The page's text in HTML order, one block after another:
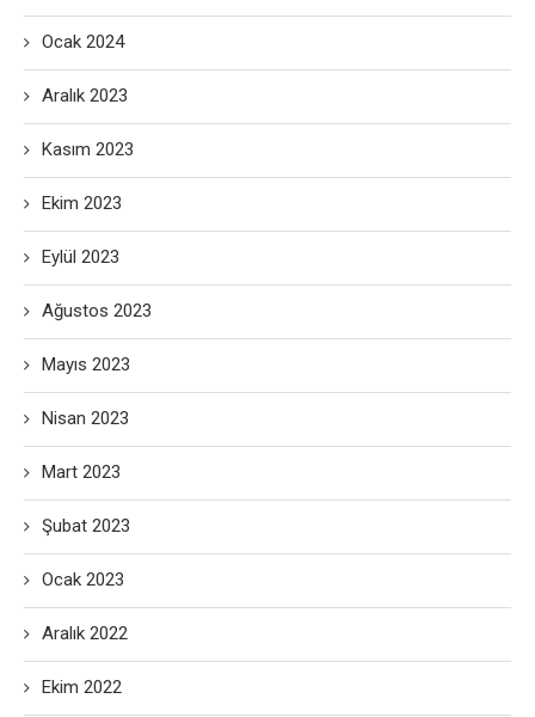
Ocak 2024
Aralık 2023
Kasım 2023
Ekim 2023
Eylül 2023
Ağustos 2023
Mayıs 2023
Nisan 2023
Mart 2023
Şubat 2023
Ocak 2023
Aralık 2022
Ekim 2022